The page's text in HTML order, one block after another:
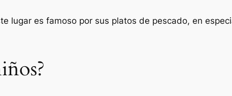
lugar es famoso por sus platos de pescado, en